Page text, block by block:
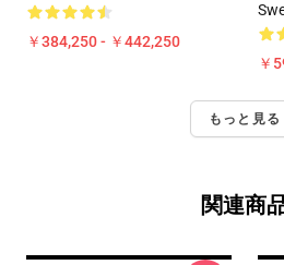
￥384,250 - ￥442,250
￥
もっと見る
関連商